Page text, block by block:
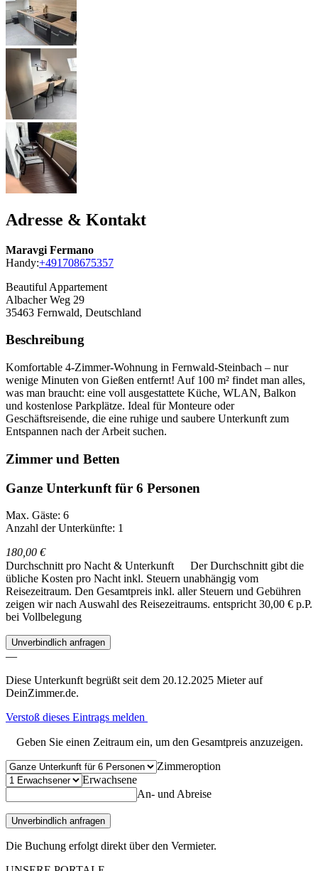
Adresse & Kontakt
Maravgi Fermano
Handy:+491708675357
Beautiful Appartement
Albacher Weg 29
35463 Fernwald, Deutschland
Beschreibung
Komfortable 4-Zimmer-Wohnung in Fernwald-Steinbach – nur
wenige Minuten von Gießen entfernt! Auf 100 m² findet man alles,
was man braucht: eine voll ausgestattete Küche, WLAN, Balkon
und kostenlose Parkplätze. Ideal für Monteure oder
Geschäftsreisende, die eine ruhige und saubere Unterkunft zum
Entspannen nach der Arbeit suchen.
Zimmer und Betten
Ganze Unterkunft für 6 Personen
Max. Gäste: 6
Anzahl der Unterkünfte: 1
180,00 €
Durchschnitt pro Nacht & Unterkunft
Der Durchschnitt gibt die
übliche Kosten pro Nacht inkl. Steuern unabhängig vom
Reisezeitraum. Den Gesamtpreis inkl. aller Steuern und Gebühren
zeigen wir nach Auswahl des Reisezeitraums. entspricht 30,00 € p.P.
bei Vollbelegung
Unverbindlich anfragen
—
Diese Unterkunft begrüßt seit dem 20.12.2025 Mieter auf
DeinZimmer.de.
Verstoß dieses Eintrags melden
Geben Sie einen Zeitraum ein, um den Gesamtpreis anzuzeigen.
Zimmeroption
Erwachsene
An- und Abreise
Unverbindlich anfragen
Die Buchung erfolgt direkt über den Vermieter.